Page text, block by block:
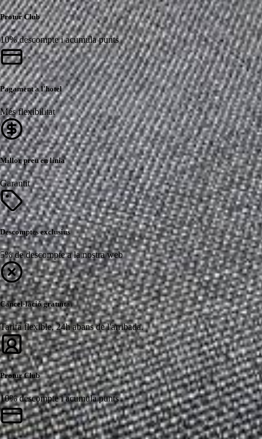
Protur Club
10% descompte i acumula punts
Pagament a l'hotel
Més flexibilitat
Millor preu en línia
Garantit
Descomptes exclusius
5% de descompte a la nostra web
Cancel·lació gratuïta
Tarifa flexible, 24h abans de l'arribada.
Protur Club
10% descompte i acumula punts